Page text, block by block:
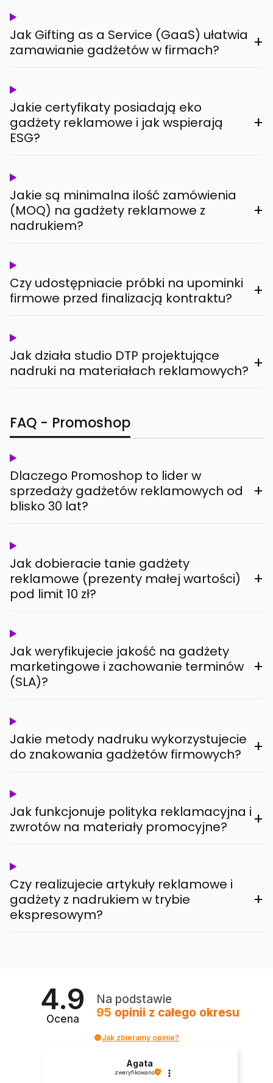
Jak Gifting as a Service (GaaS) ułatwia
zamawianie gadżetów w firmach?
+
Jakie certyfikaty posiadają eko
gadżety reklamowe i jak wspierają
ESG?
+
Jakie są minimalna ilość zamówienia
(MOQ) na gadżety reklamowe z
nadrukiem?
+
Czy udostępniacie próbki na upominki
firmowe przed finalizacją kontraktu?
+
Jak działa studio DTP projektujące
nadruki na materiałach reklamowych? +
FAQ - Promoshop
Dlaczego Promoshop to lider w
sprzedaży gadżetów reklamowych od
blisko 30 lat?
+
Jak dobieracie tanie gadżety
reklamowe (prezenty małej wartości)
pod limit 10 zł?
+
Jak weryfikujecie jakość na gadżety
marketingowe i zachowanie terminów
(SLA)?
+
Jakie metody nadruku wykorzystujecie
do znakowania gadżetów firmowych?
+
Jak funkcjonuje polityka reklamacyjna i
zwrotów na materiały promocyjne?
+
Czy realizujecie artykuły reklamowe i
gadżety z nadrukiem w trybie
ekspresowym?
+
4.9
Ocena
Na podstawie
95 opinii z całego okresu
Jak zbieramy opinie?
Agata
zweryfikowano